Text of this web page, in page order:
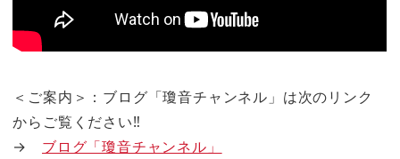
＜ご案内＞：ブログ「瓊音チャンネル」は次のリンク
からご覧ください‼
→ ブログ「瓊音チャンネル」